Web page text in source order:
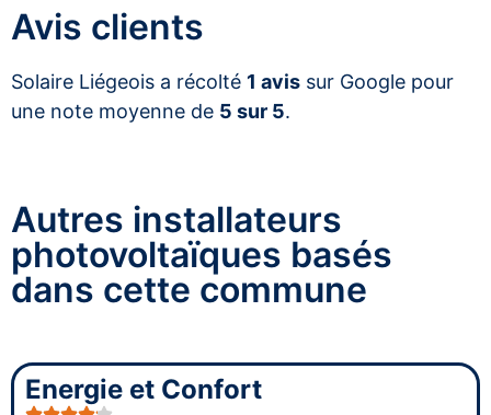
Avis clients
Solaire Liégeois a récolté 1 avis sur Google pour
une note moyenne de 5 sur 5.
Autres installateurs
photovoltaïques basés
dans cette commune
Energie et Confort